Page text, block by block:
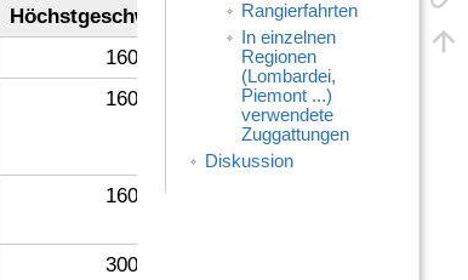
Rangierfahrten
In einzelnen
Regionen
(Lombardei,
Piemont ...)
verwendete
Zuggattungen
Diskussion
Höchstgeschwindigkeit
160
160
160
300